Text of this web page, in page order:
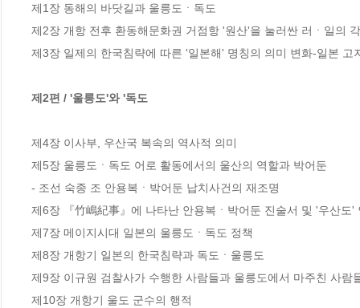
제1장 동해의 바닷길과 울릉도ㆍ독도
제2장 개항 전후 환동해문화권 거점항 '원산'을 눌러싼 러ㆍ일의
제3장 일제의 한국침략에 따른 '일본해' 명칭의 의미 변화-일본 고
제2편 / '울릉도'와 '독도
제4장 이사부, 우산국 복속의 역사적 의미
제5장 울릉도ㆍ독도 어로 활동에서의 울산의 역할과 박어둔
- 조선 숙종 조 안용복ㆍ박어둔 납치사건의 재조명
제6장 『竹嶋紀事』에 나타난 안용복ㆍ박어둔 진술서 및 '우산도'
제7장 메이지시대 일본의 울릉도ㆍ독도 정책
제8장 개항기 일본의 한국침략과 독도ㆍ울릉도
제9장 이규원 검찰사가 수행한 사람들과 울릉도에서 마주친 사람
제10장 개항기 울도 군수의 행적